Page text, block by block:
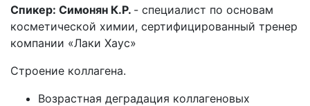
Спикер: Симонян К.Р. - специалист по основам
косметической химии, сертифицированный тренер
компании «Лаки Хаус»
Строение коллагена.
Возрастная деградация коллагеновых